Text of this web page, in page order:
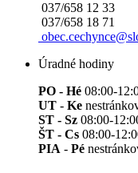
037/658 12 33
037/658 18 71
Úradné hodiny
PO - Hé 08:00-
UT - Ke
ST - Sz 08:00-
ŠT - Cs 08:00-
PIA - Pé